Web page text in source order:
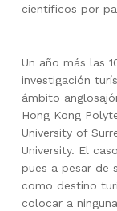
científicos por
Un año más las
investigación
ámbito
Hong Kong
University of
University. El
pues a pesar de
como destino
colocar a